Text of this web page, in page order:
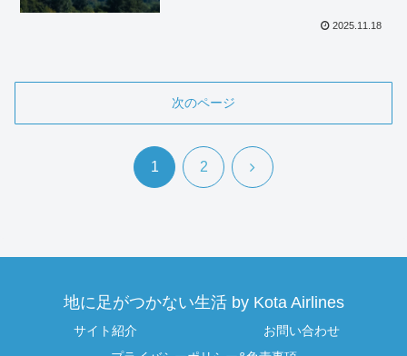
2025.11.18
次のページ
1 2 次
地に足がつかない生活 by Kota Airlines
サイト紹介
お問い合わせ